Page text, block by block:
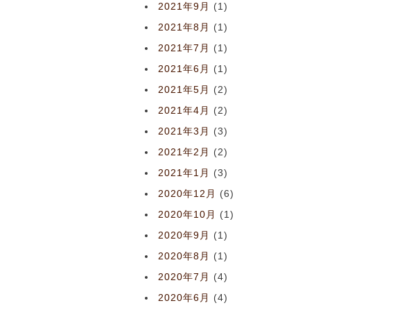
2021年9月
(1)
2021年8月
(1)
2021年7月
(1)
2021年6月
(1)
2021年5月
(2)
2021年4月
(2)
2021年3月
(3)
2021年2月
(2)
2021年1月
(3)
2020年12月
(6)
2020年10月
(1)
2020年9月
(1)
2020年8月
(1)
2020年7月
(4)
2020年6月
(4)